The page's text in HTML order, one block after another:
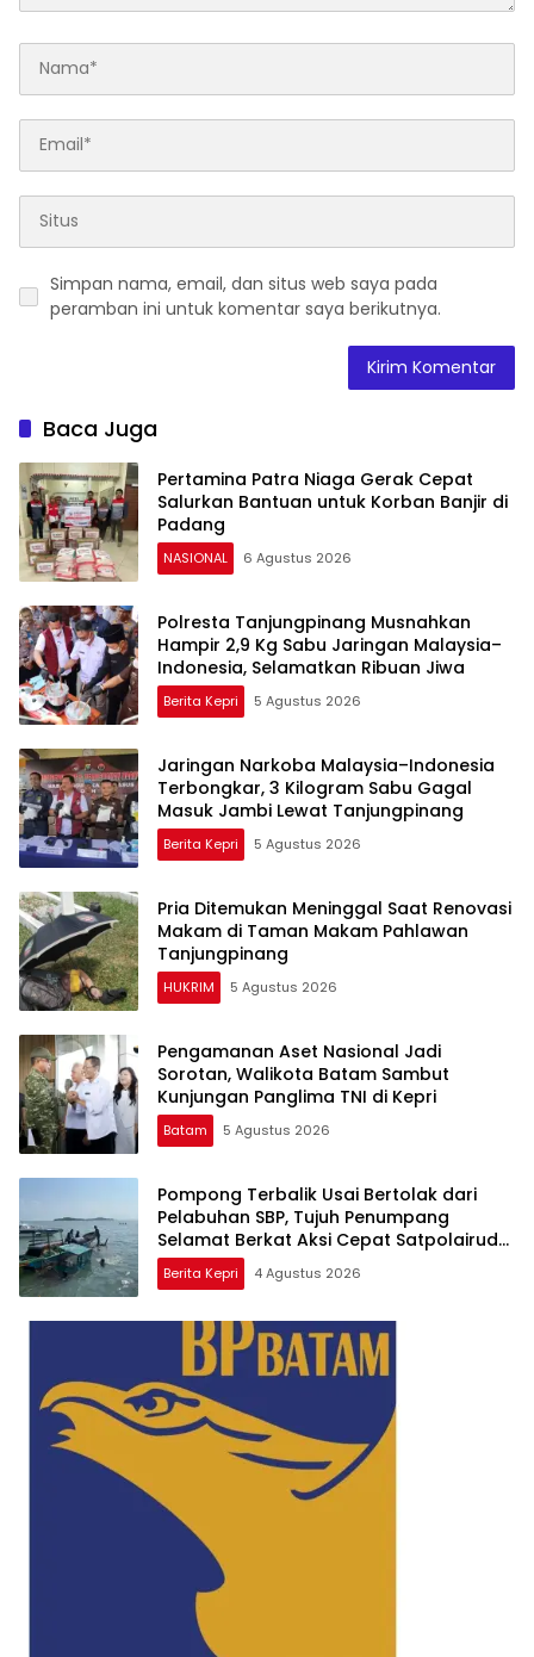
Simpan nama, email, dan situs web saya pada
peramban ini untuk komentar saya berikutnya.
Baca Juga
Pertamina Patra Niaga Gerak Cepat
Salurkan Bantuan untuk Korban Banjir di
Padang
NASIONAL 6 Agustus 2026
Polresta Tanjungpinang Musnahkan
Hampir 2,9 Kg Sabu Jaringan Malaysia–
Indonesia, Selamatkan Ribuan Jiwa
Berita Kepri 5 Agustus 2026
Jaringan Narkoba Malaysia–Indonesia
Terbongkar, 3 Kilogram Sabu Gagal
Masuk Jambi Lewat Tanjungpinang
Berita Kepri 5 Agustus 2026
Pria Ditemukan Meninggal Saat Renovasi
Makam di Taman Makam Pahlawan
Tanjungpinang
HUKRIM 5 Agustus 2026
Pengamanan Aset Nasional Jadi
Sorotan, Walikota Batam Sambut
Kunjungan Panglima TNI di Kepri
Batam 5 Agustus 2026
Pompong Terbalik Usai Bertolak dari
Pelabuhan SBP, Tujuh Penumpang
Selamat Berkat Aksi Cepat Satpolairud
dan KPLP
Berita Kepri 4 Agustus 2026